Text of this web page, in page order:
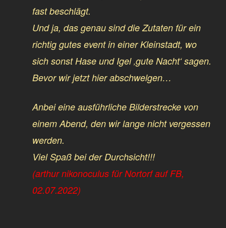
fast beschlägt.
Und ja, das genau sind die Zutaten für ein
richtig gutes event in einer Kleinstadt, wo
sich sonst Hase und Igel ‚gute Nacht‘ sagen.
Bevor wir jetzt hier abschwelgen…
Anbei eine ausführliche Bilderstrecke von
einem Abend, den wir lange nicht vergessen
werden.
Viel Spaßbei der Durchsicht!!!
(arthur nikonoculus für Nortorf auf FB,
02.07.2022)